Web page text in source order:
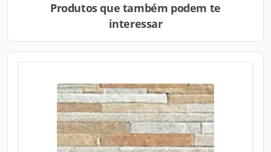
Produtos que também podem te
interessar